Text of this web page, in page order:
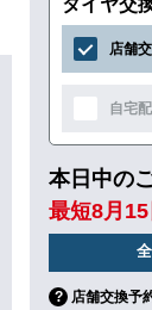
タイヤ交
店舗
自宅
本日中の
最短8月
店舗交換予